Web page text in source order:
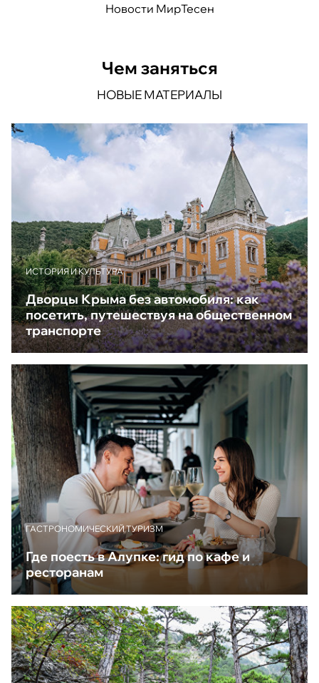
Новости МирТесен
Чем заняться
НОВЫЕ МАТЕРИАЛЫ
ИСТОРИЯ И КУЛЬТУРА
Дворцы Крыма без автомобиля: как
посетить, путешествуя на общественном
транспорте
ГАСТРОНОМИЧЕСКИЙ ТУРИЗМ
Где поесть в Алупке: гид по кафе и
ресторанам